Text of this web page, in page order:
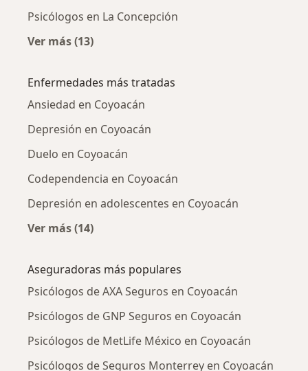
Psicólogos en La Concepción
Ver más (13)
Enfermedades más tratadas
Ansiedad en Coyoacán
Depresión en Coyoacán
Duelo en Coyoacán
Codependencia en Coyoacán
Depresión en adolescentes en Coyoacán
Ver más (14)
Aseguradoras más populares
Psicólogos de AXA Seguros en Coyoacán
Psicólogos de GNP Seguros en Coyoacán
Psicólogos de MetLife México en Coyoacán
Psicólogos de Seguros Monterrey en Coyoacán